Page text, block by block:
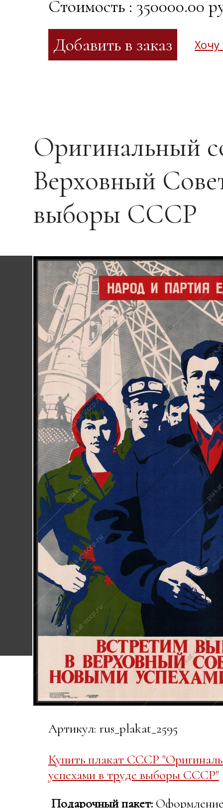
Стоимость : 350000.00
Хочу
Оригинальный
Верховный
выборы СССР
Артикул: rus_plakat_2595
Купить плакат СССР
успехами в труде выборы СССР"
Подарочный пакет: Оформление